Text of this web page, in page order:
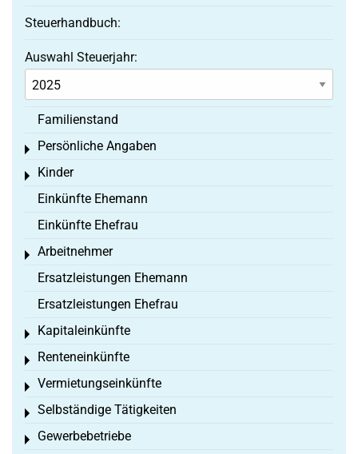
Steuerhandbuch:
Auswahl Steuerjahr:
Familienstand
Persönliche Angaben
Toggle menu
Kinder
Toggle menu
Einkünfte Ehemann
Einkünfte Ehefrau
Arbeitnehmer
Toggle menu
Ersatzleistungen Ehemann
Ersatzleistungen Ehefrau
Kapitaleinkünfte
Toggle menu
Renteneinkünfte
Toggle menu
Vermietungseinkünfte
Toggle menu
Selbständige Tätigkeiten
Toggle menu
Gewerbebetriebe
Toggle menu